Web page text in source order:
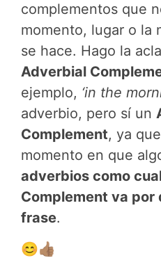
complementos que
momento, lugar o la
se hace. Hago la
Adverbial
ejemplo, ‘in the
adverbio, pero sí un
Complement, ya
momento en que
adverbios como
Complement va
frase.
😊👍🏽